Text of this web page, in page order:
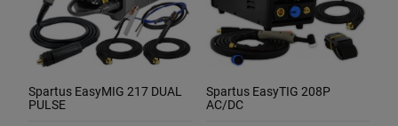
Spartus EasyMIG 217 DUAL
PULSE
Spartus EasyTIG 208P
AC/DC